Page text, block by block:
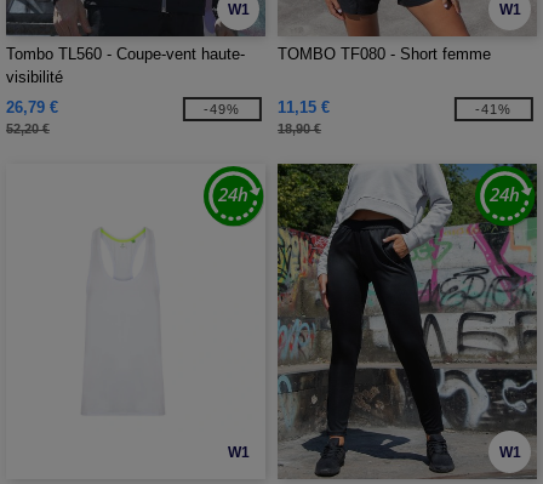
W1
Tombo TL560 - Coupe-vent haute-
visibilité
26,79 €
52,20 €
-49%
W1
TOMBO TF080 - Short femme
11,15 €
18,90 €
-41%
W1 W1